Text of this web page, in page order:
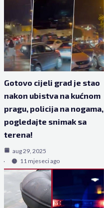
Gotovo cijeli grad je stao
nakon ubistva na kućnom
pragu, policija na nogama,
pogledajte snimak sa
terena!
aug 29, 2025
11 mjeseci ago